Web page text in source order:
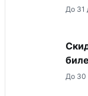
До 31
До 30